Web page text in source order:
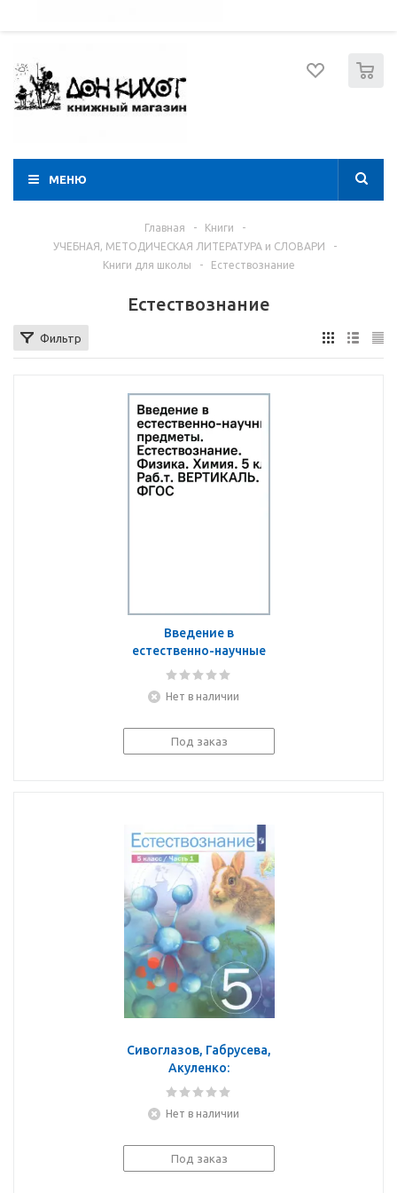
МЕНЮ
Главная - Книги
-
УЧЕБНАЯ, МЕТОДИЧЕСКАЯ ЛИТЕРАТУРА и СЛОВАРИ
-
Книги для школы
- Естествознание
Естествознание
Фильтр
Введение в
естественно-научные
предметы.
Физика. Химия. 5 кл.
ФГОС
Нет в наличии
Под заказ
Сивоглазов, Габрусева,
Акуленко:
Естествознание. 5 класс.
ФГОС
Нет в наличии
Под заказ